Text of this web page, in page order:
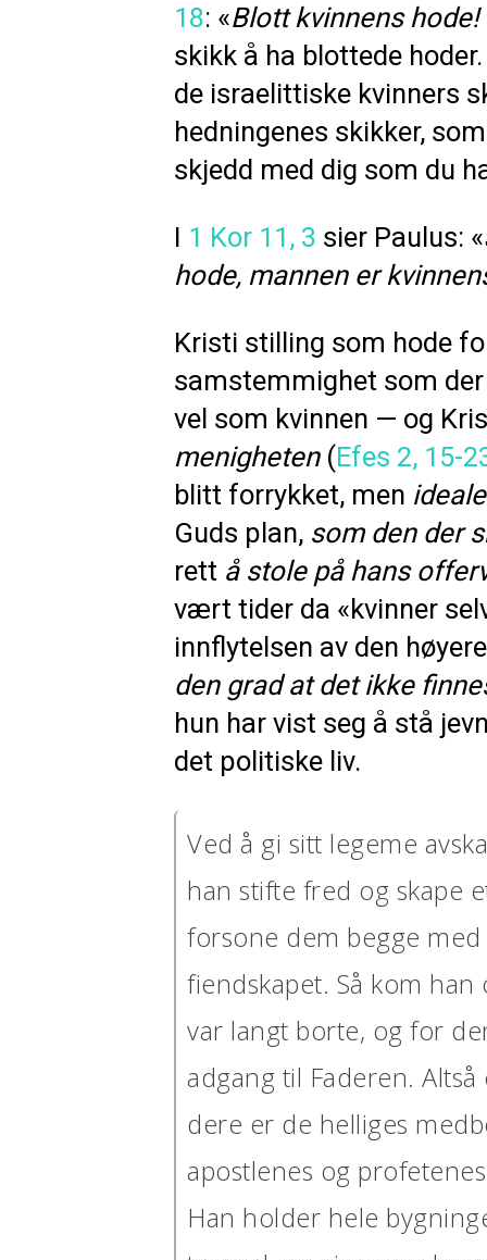
18: «Blott kvinnens hode!
skikk å ha blottede
de israelittiske kvinners
hedningenes skikker,
skjedd med dig som du
I 1 Kor 11, 3 sier Paulus: «
hode, mannen er
Kristi stilling som hode
samstemmighet som
vel som kvinnen — og
menigheten(Efes 2, 15-
blitt forrykket, men
Guds plan, som den der
rett å stole på hans
vært tider da «kvinner
innflytelsen av den
den grad at det ikke
hun har vist seg å stå
det politiske liv.
Ved å gi sitt legeme
han stifte fred og skape
forsone dem begge
fiendskapet. Så kom
var langt borte, og for
adgang til Faderen.
dere er de helliges
apostlenes og
Han holder hele